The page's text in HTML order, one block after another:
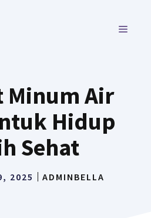
MENU
Minum Air
Hidup
Sehat
2025 ADMINBELLA